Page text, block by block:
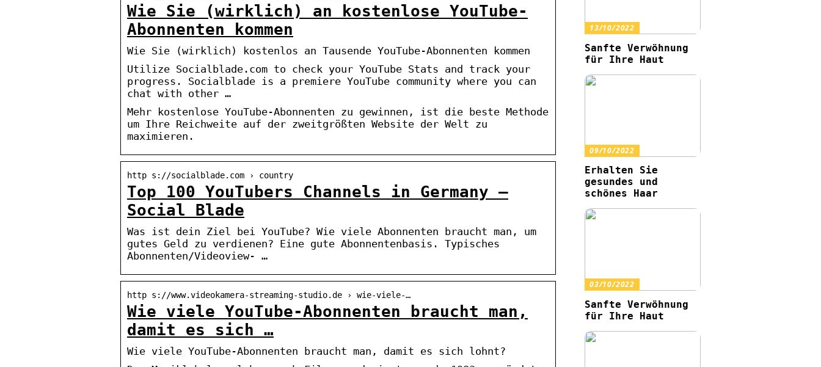
Wie Sie (wirklich) an kostenlose YouTube-
Abonnenten kommen
Wie Sie (wirklich) kostenlos an Tausende YouTube-Abonnenten kommen
Utilize Socialblade.com to check your YouTube Stats and track your
progress. Socialblade is a premiere YouTube community where you can
chat with other …
Mehr kostenlose YouTube-Abonnenten zu gewinnen, ist die beste Methode
um Ihre Reichweite auf der zweitgrößten Website der Welt zu
maximieren.
http s://socialblade.com › country
Top 100 YouTubers Channels in Germany –
Social Blade
Was ist dein Ziel bei YouTube? Wie viele Abonnenten braucht man, um
gutes Geld zu verdienen? Eine gute Abonnentenbasis. Typisches
Abonnenten/Videoview- …
http s://www.videokamera-streaming-studio.de › wie-viele-…
Wie viele YouTube-Abonnenten braucht man,
damit es sich …
Wie viele YouTube-Abonnenten braucht man, damit es sich lohnt?
13/10/2022
Sanfte Verwöhnung
für Ihre Haut
09/10/2022
Erhalten Sie
gesundes und
schönes Haar
03/10/2022
Sanfte Verwöhnung
für Ihre Haut